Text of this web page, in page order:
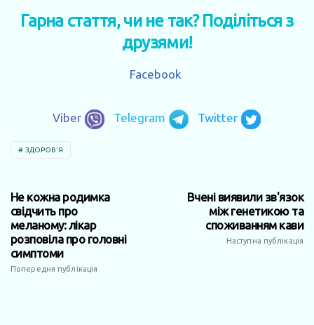
Гарна стаття, чи не так? Поділіться з
друзями!
Facebook
Viber Telegram Twitter
ЗДОРОВ'Я
Не кожна родимка
свідчить про
меланому: лікар
розповіла про головні
симптоми
Попередня публікація
Вчені виявили зв'язок
між генетикою та
споживанням кави
Наступна публікація